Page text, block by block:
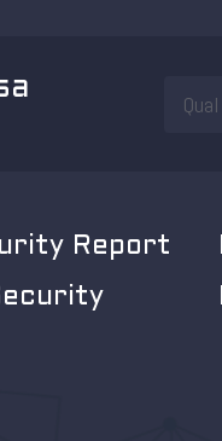
Report